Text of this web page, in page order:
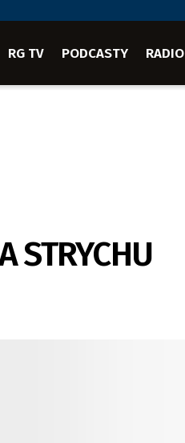
RG TV PODCASTY RADIO
STRYCHU